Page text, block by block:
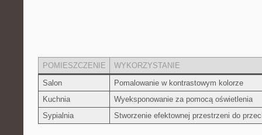
POMIESZCZENIE
WYKORZYSTANIE
Salon
Pomalowanie w kontrastowym kolorze
Kuchnia
Wyeksponowanie za pomocą oświetlenia
Sypialnia
Stworzenie efektownej przestrzeni do